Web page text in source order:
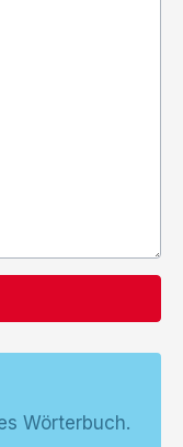
Wörterbuch.